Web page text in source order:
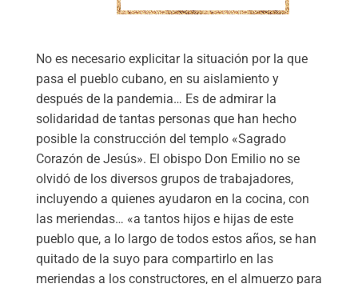
No es necesario explicitar la situación por la que
pasa el pueblo cubano, en su aislamiento y
después de la pandemia… Es de admirar la
solidaridad de tantas personas que han hecho
posible la construcción del templo «Sagrado
Corazón de Jesús». El obispo Don Emilio no se
olvidó de los diversos grupos de trabajadores,
incluyendo a quienes ayudaron en la cocina, con
las meriendas… «a tantos hijos e hijas de este
pueblo que, a lo largo de todos estos años, se han
quitado de la suyo para compartirlo en las
meriendas a los constructores, en el almuerzo para